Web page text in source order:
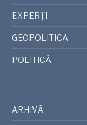
EXPERȚI
GEOPOLITICA
POLITICĂ
ARHIVĂ